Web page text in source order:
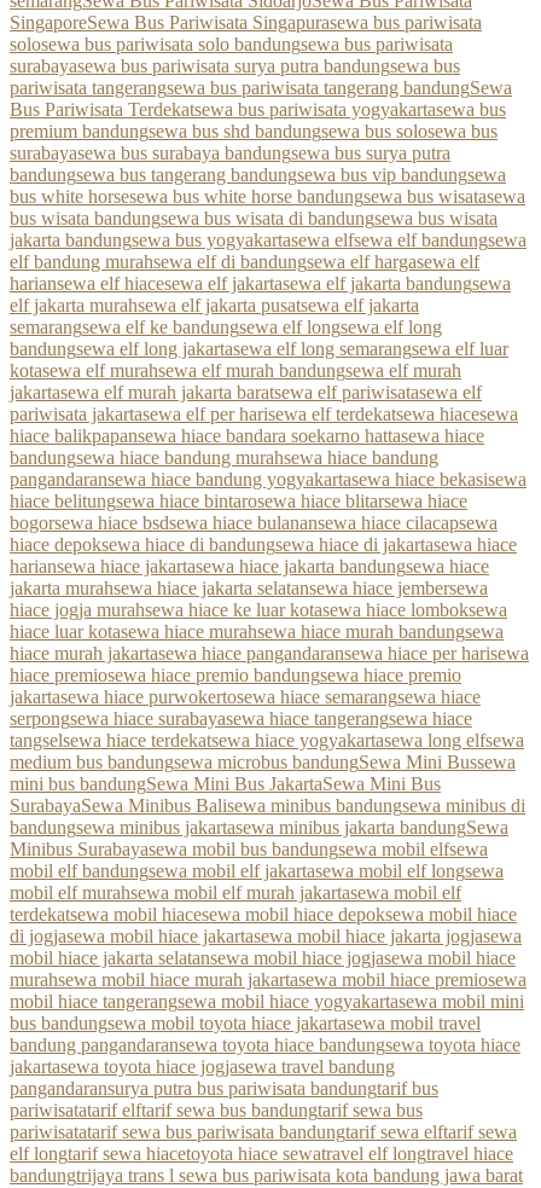
SingaporeSewa Bus Pariwisata Singapurasewa bus pariwisata
solosewa bus pariwisata solo bandungsewa bus pariwisata
surabayasewa bus pariwisata surya putra bandungsewa bus
pariwisata tangerangsewa bus pariwisata tangerang bandungSewa
Bus Pariwisata Terdekatsewa bus pariwisata yogyakartasewa bus
premium bandungsewa bus shd bandungsewa bus solosewa bus
surabayasewa bus surabaya bandungsewa bus surya putra
bandungsewa bus tangerang bandungsewa bus vip bandungsewa
bus white horsesewa bus white horse bandungsewa bus wisatasewa
bus wisata bandungsewa bus wisata di bandungsewa bus wisata
jakarta bandungsewa bus yogyakartasewa elfsewa elf bandungsewa
elf bandung murahsewa elf di bandungsewa elf hargasewa elf
hariansewa elf hiacesewa elf jakartasewa elf jakarta bandungsewa
elf jakarta murahsewa elf jakarta pusatsewa elf jakarta
semarangsewa elf ke bandungsewa elf longsewa elf long
bandungsewa elf long jakartasewa elf long semarangsewa elf luar
kotasewa elf murahsewa elf murah bandungsewa elf murah
jakartasewa elf murah jakarta baratsewa elf pariwisatasewa elf
pariwisata jakartasewa elf per harisewa elf terdekatsewa hiacesewa
hiace balikpapansewa hiace bandara soekarno hattasewa hiace
bandungsewa hiace bandung murahsewa hiace bandung
pangandaransewa hiace bandung yogyakartasewa hiace bekasisewa
hiace belitungsewa hiace bintarosewa hiace blitarsewa hiace
bogorsewa hiace bsdsewa hiace bulanansewa hiace cilacapsewa
hiace depoksewa hiace di bandungsewa hiace di jakartasewa hiace
hariansewa hiace jakartasewa hiace jakarta bandungsewa hiace
jakarta murahsewa hiace jakarta selatansewa hiace jembersewa
hiace jogja murahsewa hiace ke luar kotasewa hiace lomboksewa
hiace luar kotasewa hiace murahsewa hiace murah bandungsewa
hiace murah jakartasewa hiace pangandaransewa hiace per harisewa
hiace premiosewa hiace premio bandungsewa hiace premio
jakartasewa hiace purwokertosewa hiace semarangsewa hiace
serpongsewa hiace surabayasewa hiace tangerangsewa hiace
tangselsewa hiace terdekatsewa hiace yogyakartasewa long elfsewa
medium bus bandungsewa microbus bandungSewa Mini Bussewa
mini bus bandungSewa Mini Bus JakartaSewa Mini Bus
SurabayaSewa Minibus Balisewa minibus bandungsewa minibus di
bandungsewa minibus jakartasewa minibus jakarta bandungSewa
Minibus Surabayasewa mobil bus bandungsewa mobil elfsewa
mobil elf bandungsewa mobil elf jakartasewa mobil elf longsewa
mobil elf murahsewa mobil elf murah jakartasewa mobil elf
terdekatsewa mobil hiacesewa mobil hiace depoksewa mobil hiace
di jogjasewa mobil hiace jakartasewa mobil hiace jakarta jogjasewa
mobil hiace jakarta selatansewa mobil hiace jogjasewa mobil hiace
murahsewa mobil hiace murah jakartasewa mobil hiace premiosewa
mobil hiace tangerangsewa mobil hiace yogyakartasewa mobil mini
bus bandungsewa mobil toyota hiace jakartasewa mobil travel
bandung pangandaransewa toyota hiace bandungsewa toyota hiace
jakartasewa toyota hiace jogjasewa travel bandung
pangandaransurya putra bus pariwisata bandungtarif bus
pariwisatatarif elftarif sewa bus bandungtarif sewa bus
pariwisatatarif sewa bus pariwisata bandungtarif sewa elftarif sewa
elf longtarif sewa hiacetoyota hiace sewatravel elf longtravel hiace
bandungtrijaya trans l sewa bus pariwisata kota bandung jawa barat